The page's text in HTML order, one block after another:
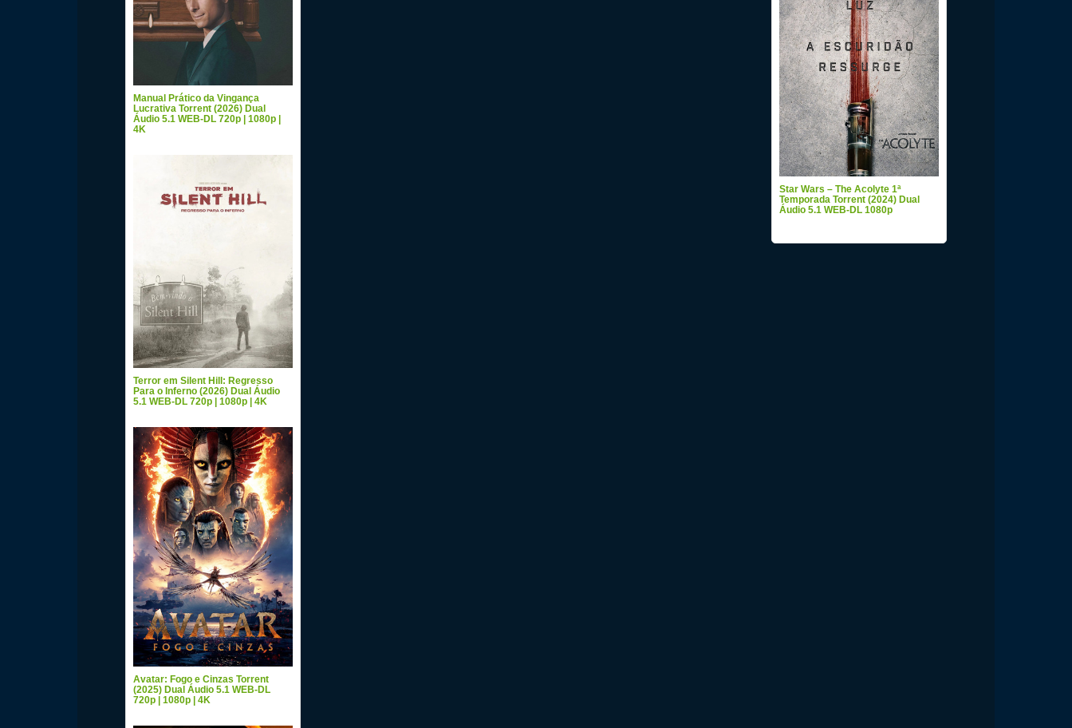
Manual Prático da Vingança
Lucrativa Torrent (2026) Dual
Áudio 5.1 WEB-DL 720p | 1080p |
4K
Terror em Silent Hill: Regresso
Para o Inferno (2026) Dual Áudio
5.1 WEB-DL 720p | 1080p | 4K
Avatar: Fogo e Cinzas Torrent
(2025) Dual Áudio 5.1 WEB-DL
720p | 1080p | 4K
Star Wars – The Acolyte 1ª
Temporada Torrent (2024) Dual
Áudio 5.1 WEB-DL 1080p